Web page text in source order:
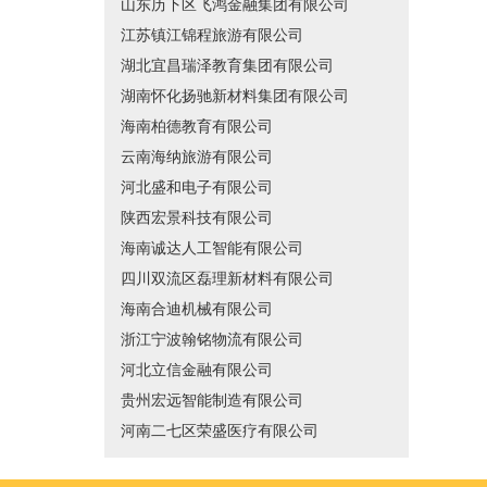
山东历下区飞鸿金融集团有限公司
江苏镇江锦程旅游有限公司
湖北宜昌瑞泽教育集团有限公司
湖南怀化扬驰新材料集团有限公司
海南柏德教育有限公司
云南海纳旅游有限公司
河北盛和电子有限公司
陕西宏景科技有限公司
海南诚达人工智能有限公司
四川双流区磊理新材料有限公司
海南合迪机械有限公司
浙江宁波翰铭物流有限公司
河北立信金融有限公司
贵州宏远智能制造有限公司
河南二七区荣盛医疗有限公司